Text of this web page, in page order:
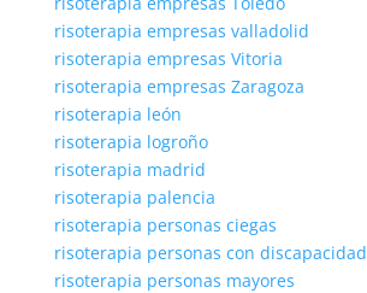
risoterapia empresas valladolid
risoterapia empresas Vitoria
risoterapia empresas Zaragoza
risoterapia león
risoterapia logroño
risoterapia madrid
risoterapia palencia
risoterapia personas ciegas
risoterapia personas con discapacidad
risoterapia personas mayores